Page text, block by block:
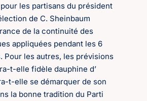
les partisans du président
de C. Sheinbaum
de la continuité des
appliquées pendant les 6
Pour les autres, les prévisions
t-elle fidèle dauphine d’
t-elle se démarquer de son
la bonne tradition du Parti